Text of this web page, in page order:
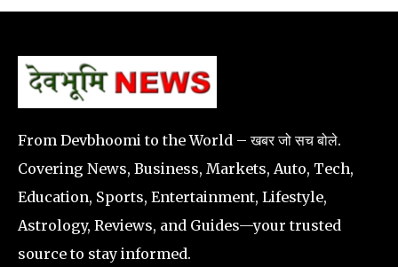
From Devbhoomi to the World – खबर जो सच बोले.
Covering News, Business, Markets, Auto, Tech,
Education, Sports, Entertainment, Lifestyle,
Astrology, Reviews, and Guides—your trusted
source to stay informed.